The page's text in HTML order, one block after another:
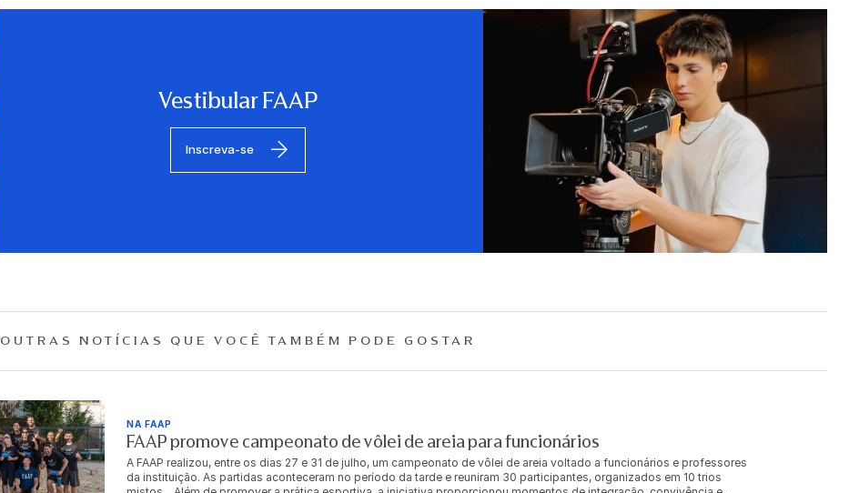
Vestibular FAAP
Inscreva-se
OUTRAS NOTÍCIAS QUE VOCÊ TAMBÉM PODE GOSTAR
NA FAAP
FAAP promove campeonato de vôlei de areia para funcionários
A FAAP realizou, entre os dias 27 e 31 de julho, um campeonato de vôlei de areia voltado a funcionários e professores
da instituição. As partidas aconteceram no período da tarde e reuniram 30 participantes, organizados em 10 trios